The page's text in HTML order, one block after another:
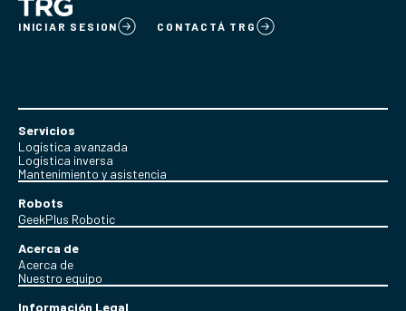
INICIAR SESION CONTACTÁ TRG
Servicios
Logística avanzada
Logística inversa
Mantenimiento y asistencia
Robots
GeekPlus Robotic
Acerca de
Acerca de
Nuestro equipo
Información Legal